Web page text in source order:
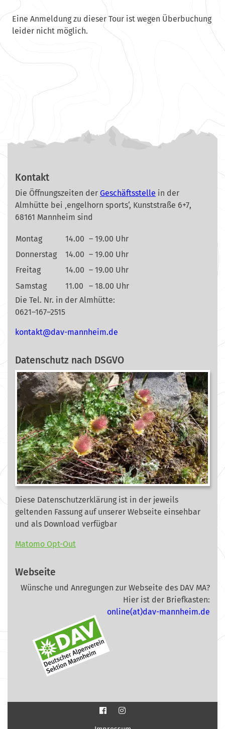
Eine Anmeldung zu dieser Tour ist wegen Überbuchung
leider nicht möglich.
Kontakt
Die Öffnungszeiten der Geschäftsstelle in der
Almhütte bei ‚engelhorn sports‘, Kunststraße 6+7,
68161 Mannheim sind
Montag 14.00 – 19.00 Uhr
Donnerstag
14.00 – 19.00 Uhr
Freitag
14.00 – 19.00 Uhr
Samstag
11.00
– 18.00 Uhr
Die Tel. Nr. in der Almhütte:
0621–167–2515
ed.mi
ehnna
m-vad
@tkat
nok
Datenschutz nach DSGVO
Diese Datenschutzerklärung ist in der jeweils
geltenden Fassung auf unserer Webseite einsehbar
und als Download verfügbar
Matomo Opt-Out
Webseite
Wünsche und Anregungen zur Webseite des DAV MA?
Hier ist der Briefkasten:
online(at)dav-mannheim.de